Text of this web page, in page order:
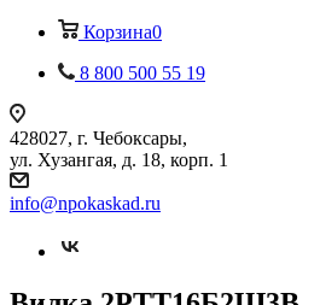
Корзина0
8 800 500 55 19
428027, г. Чебоксары,
ул. Хузангая, д. 18, корп. 1
info@npokaskad.ru